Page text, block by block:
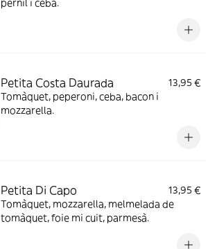
pernil i ceba.
Petita Costa Daurada
13,95 €
Tomàquet, peperoni, ceba, bacon i
mozzarella.
Petita Di Capo
13,95 €
Tomàquet, mozzarella, melmelada de
tomàquet, foie mi cuit, parmesà.